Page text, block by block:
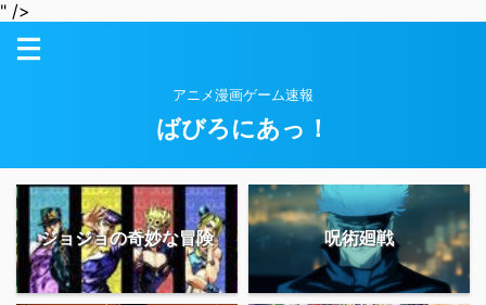
" />
アニメ漫画ゲーム速報
ばびろにあっ！
ジョジョの奇妙な冒険 呪術廻戦